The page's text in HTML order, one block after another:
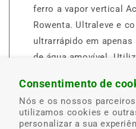
Consentimento de
Nós e os nossos
utilizamos cookies e
personalizar a sua
ferro a vapor vertical
Rowenta. Ultraleve e
ultrarrápido em
de água amovível.
Até ao fim do stock.